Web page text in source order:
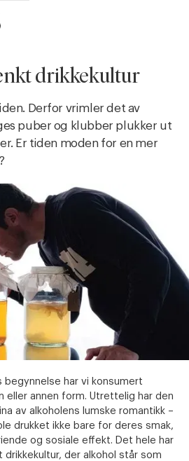
drikkekultur
Derfor vrimler det av
puber og klubber plukker ut
Er tiden moden for en mer
begynnelse har vi konsumert
eller annen form. Utrettelig har den
av alkoholens lumske romantikk –
drukket ikke bare for deres smak,
og sosiale effekt. Det hele har
der alkohol står som